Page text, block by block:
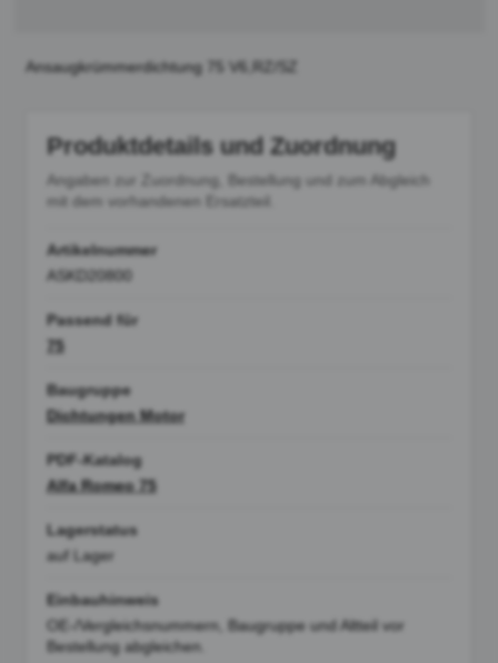
Ansaugkrümmerdichtung 75 V6,RZ/SZ
Produktdetails und Zuordnung
Angaben zur Zuordnung, Bestellung und zum Abgleich
mit dem vorhandenen Ersatzteil.
Artikelnummer
ASKD20800
Passend für
75
Baugruppe
Dichtungen Motor
PDF-Katalog
Alfa Romeo 75
Lagerstatus
auf Lager
Einbauhinweis
OE-/Vergleichsnummern, Baugruppe und Altteil vor
Bestellung abgleichen.